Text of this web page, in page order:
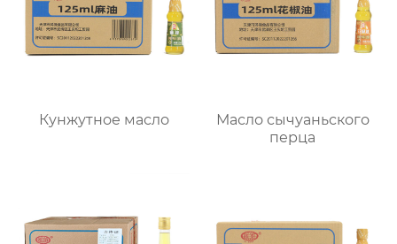
Кунжутное масло
Масло сычуаньского
перца